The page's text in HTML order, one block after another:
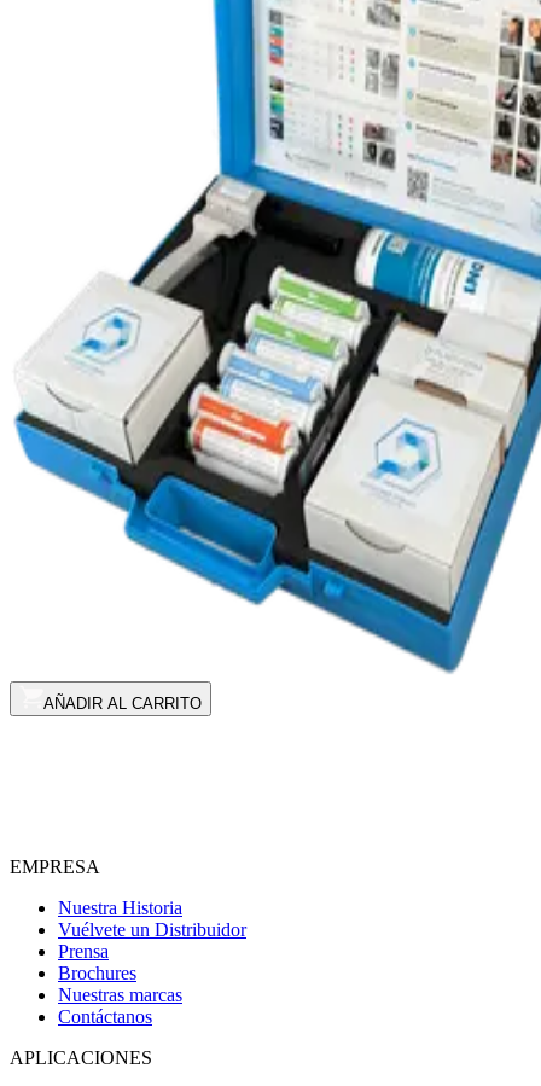
AÑADIR AL CARRITO
EMPRESA
Nuestra Historia
Vuélvete un Distribuidor
Prensa
Brochures
Nuestras marcas
Contáctanos
APLICACIONES